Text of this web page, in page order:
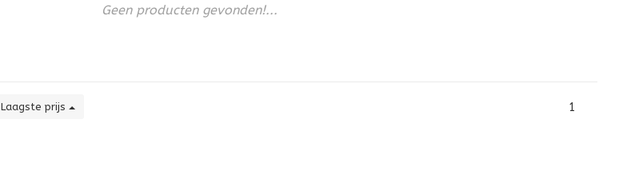
Geen producten gevonden!...
Laagste prijs 1